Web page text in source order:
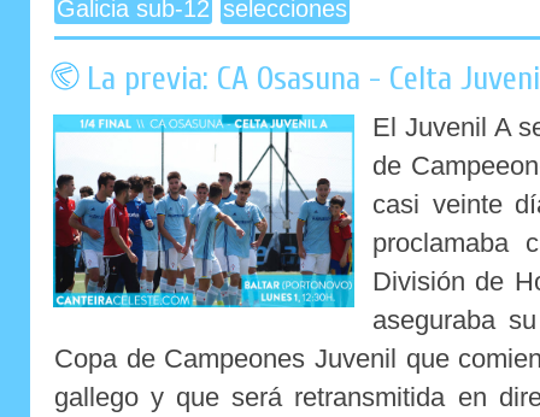
Galicia sub-12 selecciones
La previa: CA Osasuna - Celta
El Juvenil A
de
casi veinte
proclamaba
División de
aseguraba
Copa de Campeones Juvenil que
gallego y que será retransmitida en